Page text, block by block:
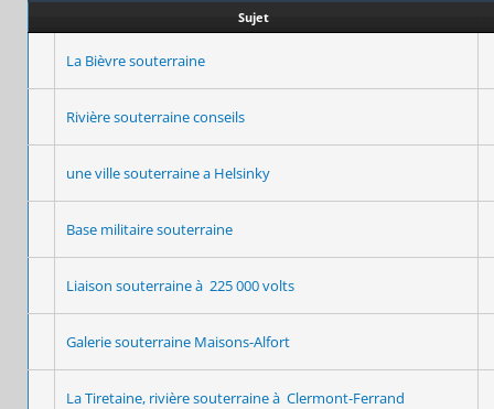
Sujet
La Bièvre souterraine
Rivière souterraine conseils
une ville souterraine a Helsinky
Base militaire souterraine
Liaison souterraine à 225 000 volts
Galerie souterraine Maisons-Alfort
La Tiretaine, rivière souterraine à Clermont-Ferrand